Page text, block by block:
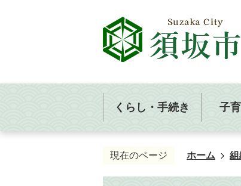
くらし・手続き 子
現在のページ ホーム 組